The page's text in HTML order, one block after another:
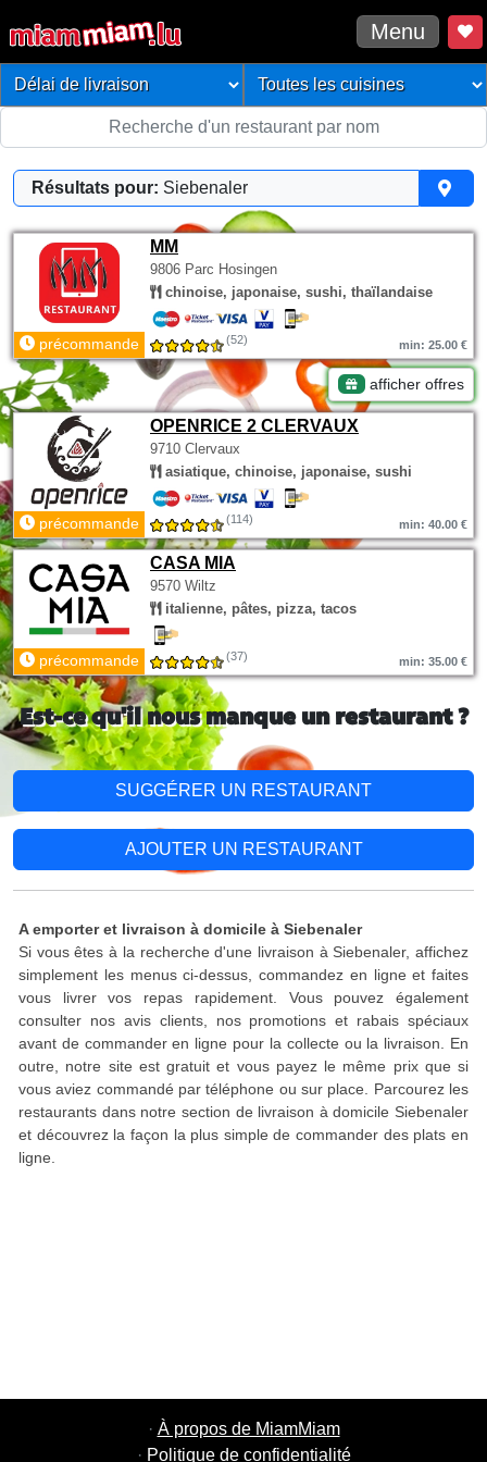
Menu
Résultats pour: Siebenaler
MM
9806 Parc Hosingen
chinoise, japonaise, sushi, thaïlandaise
précommande (52) min: 25.00 €
afficher offres
OPENRICE 2 CLERVAUX
9710 Clervaux
asiatique, chinoise, japonaise, sushi
précommande (114) min: 40.00 €
CASA MIA
9570 Wiltz
italienne, pâtes, pizza, tacos
précommande (37) min: 35.00 €
Est-ce qu'il nous manque un restaurant ?
SUGGÉRER UN RESTAURANT
AJOUTER UN RESTAURANT
A emporter et livraison à domicile à Siebenaler
Si vous êtes à la recherche d'une livraison à Siebenaler, affichez
simplement les menus ci-dessus, commandez en ligne et faites
vous livrer vos repas rapidement. Vous pouvez également
consulter nos avis clients, nos promotions et rabais spéciaux
avant de commander en ligne pour la collecte ou la livraison. En
outre, notre site est gratuit et vous payez le même prix que si
vous aviez commandé par téléphone ou sur place. Parcourez les
restaurants dans notre section de livraison à domicile Siebenaler
et découvrez la façon la plus simple de commander des plats en
ligne.
· À propos de MiamMiam
· Politique de confidentialité